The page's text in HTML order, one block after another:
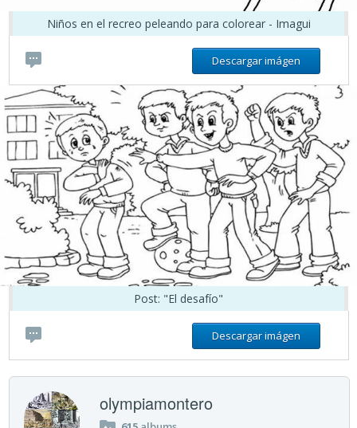
Niños en el recreo peleando para colorear - Imagui
Descargar imágen
Post: "El desafío"
Descargar imágen
olympiamontero